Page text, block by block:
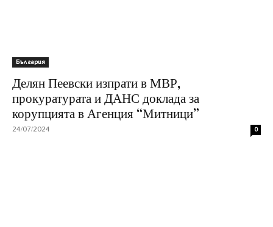
България
Делян Пеевски изпрати в МВР,
прокуратурата и ДАНС доклада за
корупцията в Агенция “Митници”
24/07/2024 0